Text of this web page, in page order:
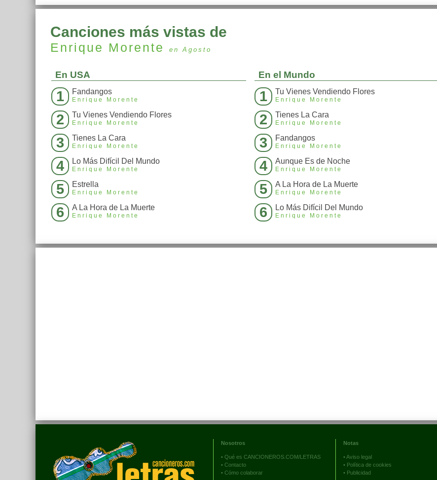
Canciones más vistas de
Enrique Morente en Agosto
En USA
1 Fandangos
Enrique Morente
2 Tu Vienes Vendiendo Flores
Enrique Morente
3 Tienes La Cara
Enrique Morente
4 Lo Más Difícil Del Mundo
Enrique Morente
5 Estrella
Enrique Morente
6 A La Hora de La Muerte
Enrique Morente
En el Mundo
1 Tu Vienes Vendiendo Flores
Enrique Morente
2 Tienes La Cara
Enrique Morente
3 Fandangos
Enrique Morente
4 Aunque Es de Noche
Enrique Morente
5 A La Hora de La Muerte
Enrique Morente
6 Lo Más Difícil Del Mundo
Enrique Morente
Nosotros
• Qué es CANCIONEROS.COM/LETRAS
• Contacto
• Cómo colaborar
Notas
•Aviso legal
• Política de cookies
• Publicidad